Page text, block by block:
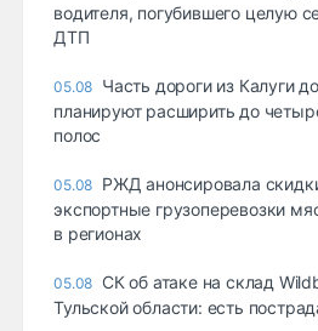
водителя, погубившего целую
ДТП
05.08 Часть дороги из Калуги
планируют расширить до
полос
05.08 РЖД анонсировала
экспортные грузоперевозки
в регионах
05.08 СК об атаке на склад
Тульской области: есть